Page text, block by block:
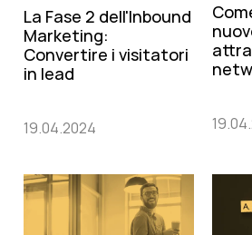
La Fase 2 dell'Inbound
Marketing:
Convertire i visitatori
in lead
19.04.2024